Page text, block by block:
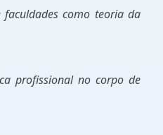
como teoria da
profissional no corpo de